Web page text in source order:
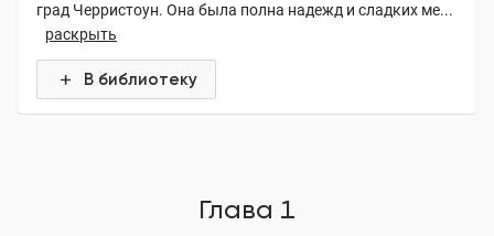
град Черристоун. Она была полна надежд и сладких ме...
раскрыть
В библиотеку
Глава 1